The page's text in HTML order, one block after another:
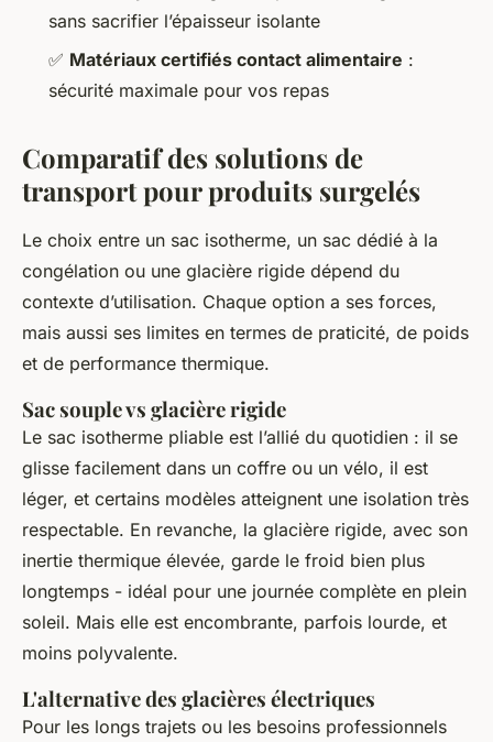
sans sacrifier l’épaisseur isolante
✅ Matériaux certifiés contact alimentaire :
sécurité maximale pour vos repas
Comparatif des solutions de
transport pour produits surgelés
Le choix entre un sac isotherme, un sac dédié à la
congélation ou une glacière rigide dépend du
contexte d’utilisation. Chaque option a ses forces,
mais aussi ses limites en termes de praticité, de poids
et de performance thermique.
Sac souple vs glacière rigide
Le sac isotherme pliable est l’allié du quotidien : il se
glisse facilement dans un coffre ou un vélo, il est
léger, et certains modèles atteignent une isolation très
respectable. En revanche, la glacière rigide, avec son
inertie thermique élevée, garde le froid bien plus
longtemps - idéal pour une journée complète en plein
soleil. Mais elle est encombrante, parfois lourde, et
moins polyvalente.
L'alternative des glacières électriques
Pour les longs trajets ou les besoins professionnels